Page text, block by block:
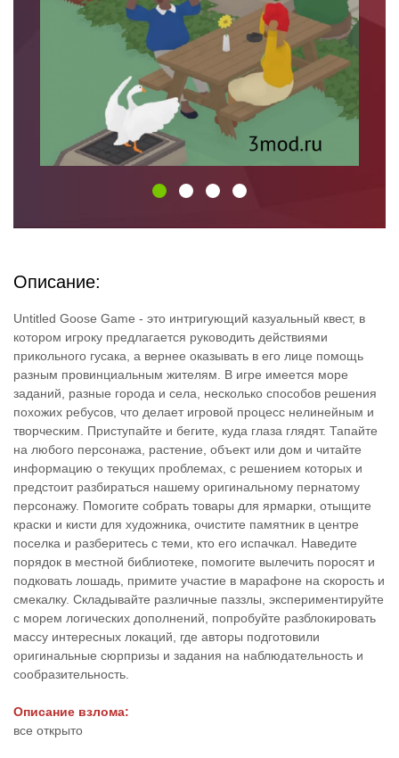
Описание:
Untitled Goose Game - это интригующий казуальный квест, в
котором игроку предлагается руководить действиями
прикольного гусака, а вернее оказывать в его лице помощь
разным провинциальным жителям. В игре имеется море
заданий, разные города и села, несколько способов решения
похожих ребусов, что делает игровой процесс нелинейным и
творческим. Приступайте и бегите, куда глаза глядят. Тапайте
на любого персонажа, растение, объект или дом и читайте
информацию о текущих проблемах, с решением которых и
предстоит разбираться нашему оригинальному пернатому
персонажу. Помогите собрать товары для ярмарки, отыщите
краски и кисти для художника, очистите памятник в центре
поселка и разберитесь с теми, кто его испачкал. Наведите
порядок в местной библиотеке, помогите вылечить поросят и
подковать лошадь, примите участие в марафоне на скорость и
смекалку. Складывайте различные паззлы, экспериментируйте
с морем логических дополнений, попробуйте разблокировать
массу интересных локаций, где авторы подготовили
оригинальные сюрпризы и задания на наблюдательность и
сообразительность.
Описание взлома:
все открыто